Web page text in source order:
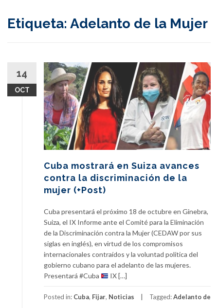
Etiqueta: Adelanto de la Mujer
14
OCT
Cuba mostrará en Suiza avances
contra la discriminación de la
mujer (+Post)
Cuba presentará el próximo 18 de octubre en Ginebra,
Suiza, el IX Informe ante el Comité para la Eliminación
de la Discriminación contra la Mujer (CEDAW por sus
siglas en inglés), en virtud de los compromisos
internacionales contraídos y la voluntad política del
gobierno cubano para el adelanto de las mujeres.
Presentará #Cuba
IX […]
Posted in: Cuba, Fijar, Noticias Tagged:Adelanto de